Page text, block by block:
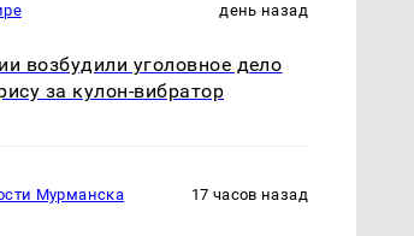
день назад
возбудили уголовное дело
за кулон-вибратор
Мурманска 17 часов назад